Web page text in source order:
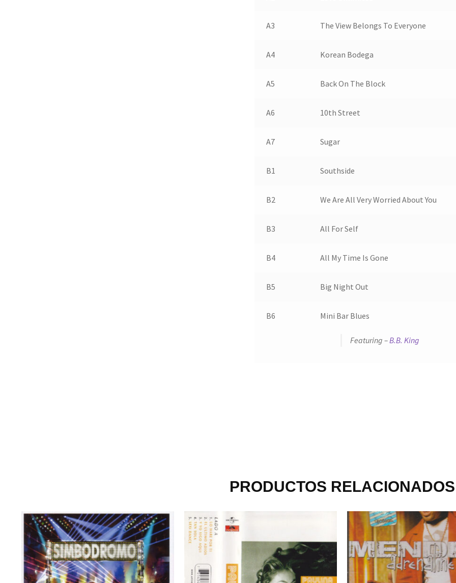
A3 The View Belongs To Everyone
A4 Korean Bodega
A5 Back On The Block
A6 10th Street
A7 Sugar
B1 Southside
B2 We Are All Very Worried About You
B3 All For Self
B4 All My Time Is Gone
B5 Big Night Out
B6 Mini Bar Blues
Featuring –B.B. King
PRODUCTOS RELACIONADOS